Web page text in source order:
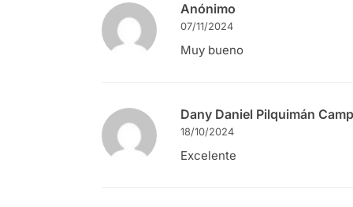
Anónimo
07/11/2024
Muy bueno
Dany Daniel Pilquimán
18/10/2024
Excelente